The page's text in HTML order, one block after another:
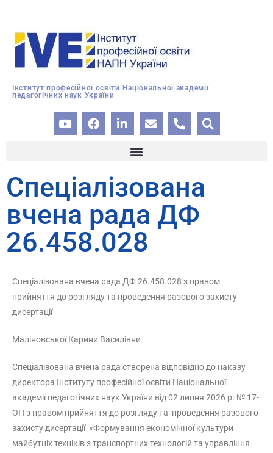
Інститут професійної освіти Національної академії
педагогічних наук України
Спеціалізована
вчена рада ДФ
26.458.028
Спеціалізована вчена рада ДФ 26.458.028 з правом
прийняття до розгляду та проведення разового захисту
дисертації
Маліновської Карини Василівни
Спеціалізована вчена рада створена відповідно до наказу
директора Інституту професійної освіти Національної
академії педагогічних наук України від 02 липня 2026 р. № 17-
OП з правом прийняття до розгляду та проведення разового
захисту дисертації «Формування економічної культури
майбутніх техніків з транспортних технологій та управління